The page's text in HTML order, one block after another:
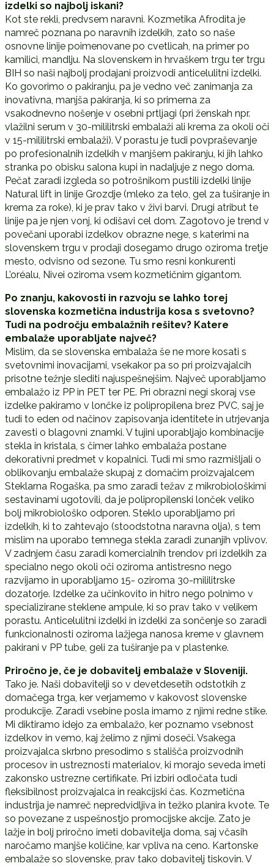
izdelki so najbolj iskani?
Kot ste rekli, predvsem naravni. Kozmetika Afrodita je
namreč poznana po naravnih izdelkih, zato so naše
osnovne linije poimenovane po cvetlicah, na primer po
kamilici, mandlju. Na slovenskem in hrvaškem trgu ter trgu
BIH so naši najbolj prodajani proizvodi anticelulitni izdelki.
Ko govorimo o pakiranju, pa je vedno več zanimanja za
inovativna, manjša pakiranja, ki so primerna za
vsakodnevno nošenje v osebni prtljagi (pri ženskah npr.
vlažilni serum v 30-mililitrski embalaži ali krema za okoli oči
v 15-mililitrski embalaži). V porastu je tudi povpraševanje
po profesionalnih izdelkih v manjšem pakiranju, ki jih lahko
stranka po obisku salona kupi in nadaljuje z nego doma.
Pečat zaradi izgleda so potrošnikom pustili izdelki linije
Natural lift in linije Grozdje (mleko za telo, gel za tuširanje in
krema za roke), ki je prav tako v živi barvi. Drugi atribut te
linije pa je njen vonj, ki odišavi cel dom. Zagotovo je trend v
povečani uporabi izdelkov obrazne nege, s katerimi na
slovenskem trgu v prodaji dosegamo drugo oziroma tretje
mesto, odvisno od sezone. Tu smo resni konkurenti
L’oréalu, Nivei oziroma vsem kozmetičnim gigantom.
Po znanju, kakovosti in razvoju se lahko torej
slovenska kozmetična industrija kosa s svetovno?
Tudi na področju embalažnih rešitev? Katere
embalaže uporabljate največ?
Mislim, da se slovenska embalaža še ne more kosati s
svetovnimi inovacijami, vsekakor pa so pri proizvajalcih
prisotne težnje slediti najuspešnejšim. Največ uporabljamo
embalažo iz PP in PET ter PE. Pri obrazni negi skoraj vse
izdelke pakiramo v lončke iz polipropilena brez PVC, saj je
tudi to eden od načinov zapisovanja identitete in utrjevanja
zavesti o blagovni znamki. V tujini uporabljajo kombinacije
stekla in kristala, s čimer lahko embalaža postane
dekorativni predmet v kopalnici. Tudi mi smo razmišljali o
oblikovanju embalaže skupaj z domačim proizvajalcem
Steklarna Rogaška, pa smo zaradi težav z mikrobiološkimi
sestavinami ugotovili, da je polipropilenski lonček veliko
bolj mikrobiološko odporen. Steklo uporabljamo pri
izdelkih, ki to zahtevajo (stoodstotna naravna olja), s tem
mislim na uporabo temnega stekla zaradi zunanjih vplivov.
V zadnjem času zaradi komercialnih trendov pri izdelkih za
specialno nego okoli oči oziroma antistresno nego
razvijamo in uporabljamo 15- oziroma 30-mililitrske
dozatorje. Izdelke za učinkovito in hitro nego polnimo v
specializirane steklene ampule, ki so prav tako v velikem
porastu. Anticelulitni izdelki in izdelki za sončenje so zaradi
funkcionalnosti oziroma lažjega nanosa kreme v glavnem
pakirani v PP tube, geli za tuširanje pa v plastenke.
Priročno je, če je dobavitelj embalaže v Sloveniji.
Tako je. Naši dobavitelji so v devetdesetih odstotkih z
domačega trga, ker verjamemo v kakovost slovenske
produkcije. Zaradi vsebine posla imamo z njimi redne stike.
Mi diktiramo idejo za embalažo, ker poznamo vsebnost
izdelkov in vemo, kaj želimo z njimi doseči. Vsakega
proizvajalca skrbno presodimo s stališča proizvodnih
procesov in ustreznosti materialov, ki morajo seveda imeti
zakonsko ustrezne certifikate. Pri izbiri odločata tudi
fleksibilnost proizvajalca in reakcijski čas. Kozmetična
industrija je namreč nepredvidljiva in težko planira kvote. Te
so povezane z uspešnostjo promocijske akcije. Zato je
lažje in bolj priročno imeti dobavitelja doma, saj včasih
naročamo manjše količine, kar vpliva na ceno. Kartonske
embalaže so slovenske, prav tako dobavitelj tiskovin. V